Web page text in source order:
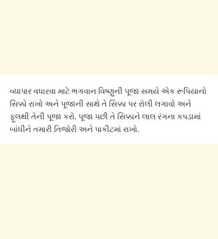
વ્યાપાર વધારવા માટે ભગવાન વિષ્ણુની પૂજા સમયે એક રૂપિયાનો
સિક્કો રાખો અને પૂજાની સાથે તે સિક્કા પર રોલી લગાવો અને
ફૂલથી તેની પૂજા કરો. પૂજા પછી તે સિક્કાને લાલ રંગના કપડામાં
બાંધીને તમારી તિજોરી અને પાકીટમાં રાખો.